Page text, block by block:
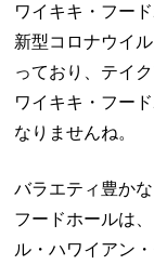
ワイキキ・フー
新型コロナウイ
っており、テイ
ワイキキ・フー
なりませんね。
バラエティ豊か
フードホールは
ル・ハワイアン